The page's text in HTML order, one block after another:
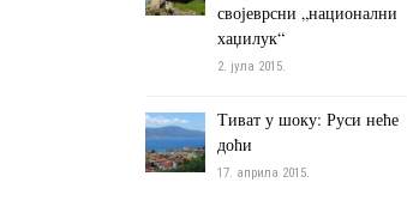
својеврсни „национални
хаџилук“
2. јула 2015.
Тиват у шоку: Руси неће
доћи
17. априла 2015.